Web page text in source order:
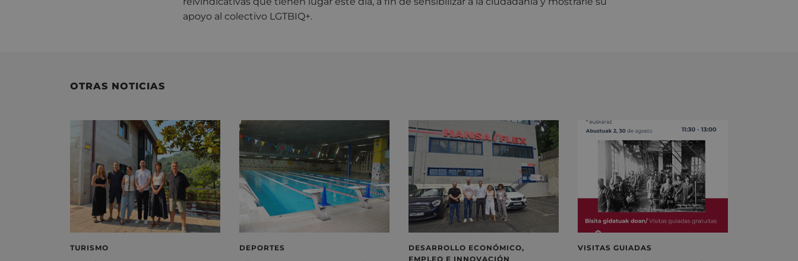
apoyo al colectivo LGTBIQ+.
OTRAS NOTICIAS
TURISMO DEPORTES
DESARROLLO ECONÓMICO,
EMPLEO E INNOVACIÓN
VISITAS GUIADAS